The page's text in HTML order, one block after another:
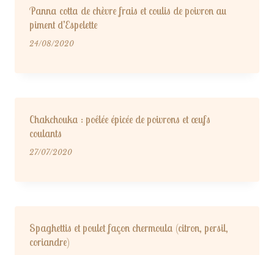
Panna cotta de chèvre frais et coulis de poivron au
piment d’Espelette
24/08/2020
Chakchouka : poêlée épicée de poivrons et œufs
coulants
27/07/2020
Spaghettis et poulet façon chermoula (citron, persil,
coriandre)